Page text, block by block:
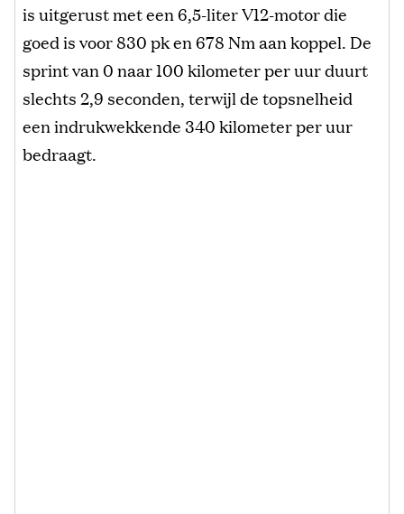
is uitgerust met een 6,5-liter V12-motor die
goed is voor 830 pk en 678 Nm aan koppel. De
sprint van 0 naar 100 kilometer per uur duurt
slechts 2,9 seconden, terwijl de topsnelheid
een indrukwekkende 340 kilometer per uur
bedraagt.